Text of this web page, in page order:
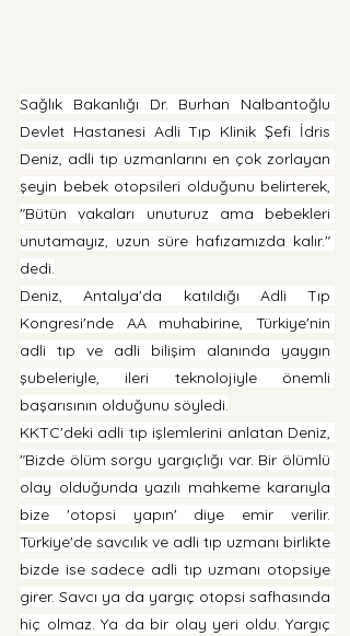
Sağlık Bakanlığı Dr. Burhan Nalbantoğlu
Devlet Hastanesi Adli Tıp Klinik Şefi İdris
Deniz, adli tıp uzmanlarını en çok zorlayan
şeyin bebek otopsileri olduğunu belirterek,
"Bütün vakaları unuturuz ama bebekleri
unutamayız, uzun süre hafızamızda kalır."
dedi.
Deniz, Antalya'da katıldığı Adli Tıp
Kongresi'nde AA muhabirine, Türkiye'nin
adli tıp ve adli bilişim alanında yaygın
şubeleriyle, ileri teknolojiyle önemli
başarısının olduğunu söyledi.
KKTC'deki adli tıp işlemlerini anlatan Deniz,
"Bizde ölüm sorgu yargıçlığı var. Bir ölümlü
olay olduğunda yazılı mahkeme kararıyla
bize 'otopsi yapın' diye emir verilir.
Türkiye'de savcılık ve adli tıp uzmanı birlikte
bizde ise sadece adli tıp uzmanı otopsiye
girer. Savcı ya da yargıç otopsi safhasında
hiç olmaz. Ya da bir olay yeri oldu. Yargıç